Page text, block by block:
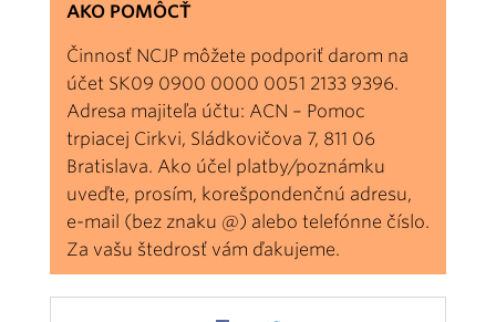
AKO POMÔCŤ
Činnosť NCJP môžete podporiť darom na
účet SK09 0900 0000 0051 2133 9396.
Adresa majiteľa účtu: ACN – Pomoc
trpiacej Cirkvi, Sládkovičova 7, 811 06
Bratislava. Ako účel platby/poznámku
uveďte, prosím, korešpondenčnú adresu,
e-mail (bez znaku @) alebo telefónne číslo.
Za vašu štedrosť vám ďakujeme.